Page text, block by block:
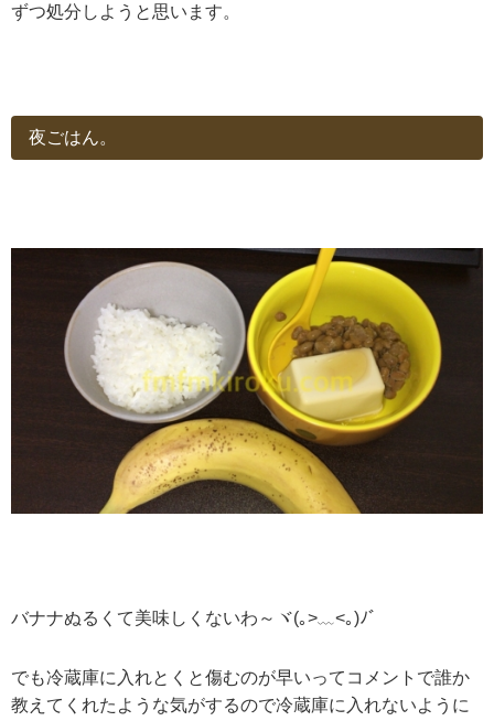
ずつ処分しようと思います。
夜ごはん。
バナナぬるくて美味しくないわ～ヾ(｡>﹏<｡)ﾉﾞ
でも冷蔵庫に入れとくと傷むのが早いってコメントで誰か
教えてくれたような気がするので冷蔵庫に入れないように